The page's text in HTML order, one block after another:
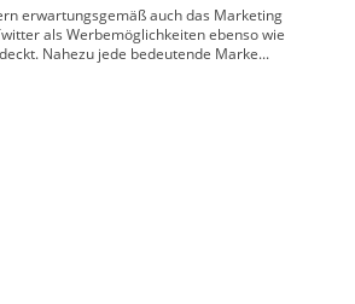
erwartungsgemäß auch das Marketing
als Werbemöglichkeiten ebenso wie
Nahezu jede bedeutende Marke...